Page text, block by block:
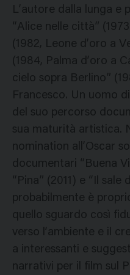
L’autore dalla lunga e
“Alice nelle città”
(1982, Leone d’oro a
(1984, Palma d’oro a
cielo sopra Berlino”
Francesco. Un uomo
del suo percorso
sua maturità artistica.
nomination all’Oscar
documentari “Buena
“Pina” (2011) e “Il
probabilmente è
quello sguardo così
verso l’ambiente e il
a interessanti e
narrativi per il film sul